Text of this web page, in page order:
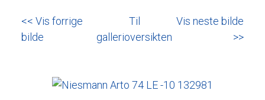
<< Vis forrige
bilde
Til
gallerioversikten
Vis neste bilde
>>